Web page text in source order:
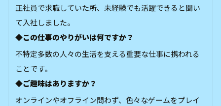
正社員で求職していた所、未経験でも活躍できると聞い
て入社しました。
◆この仕事のやりがいは何ですか？
不特定多数の人々の生活を支える重要な仕事に携われる
ことです。
◆ご趣味はありますか？
オンラインやオフライン問わず、色々なゲームをプレイ